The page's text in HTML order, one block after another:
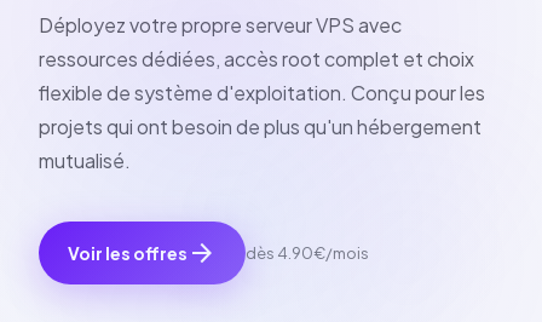
Déployez votre propre serveur VPS avec
ressources dédiées, accès root complet et choix
flexible de système d'exploitation. Conçu pour les
projets qui ont besoin de plus qu'un hébergement
mutualisé.
Voir les offres arrow_forward dès 4.90€/mois